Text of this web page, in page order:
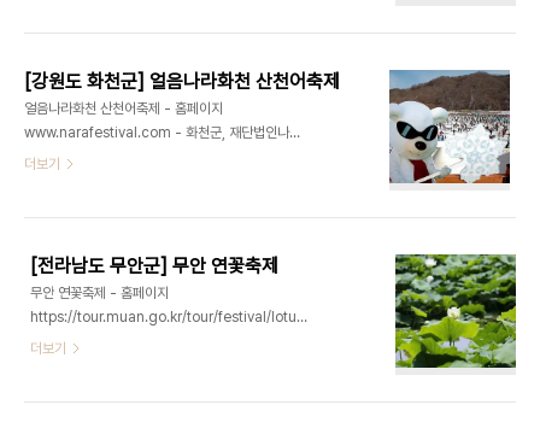
도심에서 펼쳐지는 '마두희' 큰줄당기기와 태화강에
장광주버스킹월드컵은 광주광역시 동구 충장로 일원
에서 개최되는 국제 거리공연 음악축제이다. 본 행사
는 국내외 거리공연 예술가들이 참여하여 다양한 음
악 공연을 선보이는 경연형 축제로 보컬, 밴드, 어쿠
스틱, 퍼포먼스 등 다양한 장르의 무대를 만날 수 있
팀을 가리며 전문 심사위원의 심사를 통해 수상팀을
는 도시 ..
[강원도 화천군] 얼음나라화천 산천어축제
얼음나라화천 산천어축제 - 홈페이지
www.narafestival.com - 화천군, 재단법인나라
1688-3005 - 주소 강원특별자치도 화천군 화천
화천 산천어축제는 2011년 미국 CNN이 선정한 '겨
울의 7대 불가사의' 중 하나로 꼽힌 이색 겨울축제
다. 물 맑기로 유명한 화천천이 꽁꽁 얼어붙는 매년 1
월에 축제가 열리며 얼음낚시, 맨손잡기 등으로 계곡
의 여왕이라고 불리는 산천어를 잡는 체험을 할 수 있
맛있게 먹을 수 있고 낚시 외에도 얼음썰매, 눈썰매,
더보기
[전라남도 무안군] 무안 연꽃축제
무안 연꽃축제 - 홈페이지
https://tour.muan.go.kr/tour/festival/lotus/introduce
- 무안군 061-450-5472 - 주소 전라남도 무안
더보기